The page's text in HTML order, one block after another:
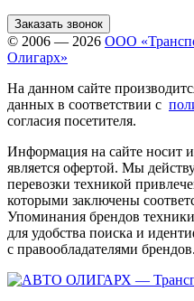
Заказать звонок
© 2006 — 2026 ООО
Олигарх»
На данном сайте
данных в соответствии с
согласия посетителя.
Информация на сайте носит
является офертой. Мы
перевозки техникой
которыми заключены
Упоминания брендов
для удобства поиска и
с правообладателями брендов.